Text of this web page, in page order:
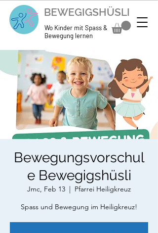
BEWEGIGSHÜSLI
Wo Kinder mit Spass &
Bewegung lernen
Bewegungsvorschul
e Bewegigshüsli
Jmc, Feb 13
  |
Pfarrei Heiligkreuz
Spass und Bewegung im Heiligkreuz!